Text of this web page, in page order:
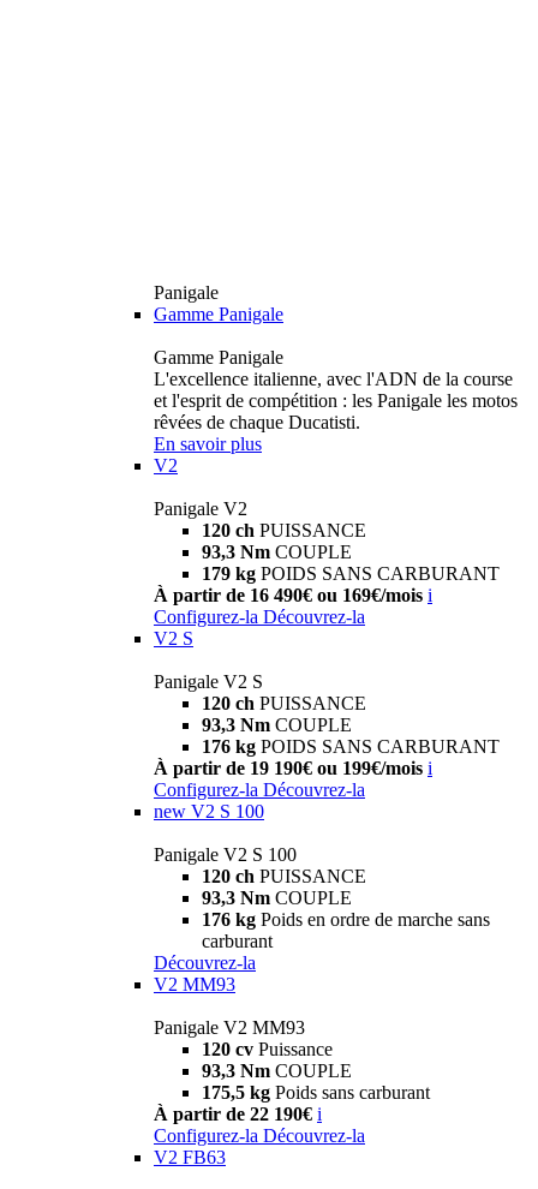
Panigale
Gamme Panigale
Gamme Panigale
L'excellence italienne, avec l'ADN de la course
et l'esprit de compétition : les Panigale les motos
rêvées de chaque Ducatisti.
En savoir plus
V2
Panigale V2
120 ch PUISSANCE
93,3 Nm COUPLE
179 kg POIDS SANS CARBURANT
À partir de 16 490€ ou 169€/mois i
Configurez-la Découvrez-la
V2 S
Panigale V2 S
120 ch PUISSANCE
93,3 Nm COUPLE
176 kg POIDS SANS CARBURANT
À partir de 19 190€ ou 199€/mois i
Configurez-la Découvrez-la
new V2 S 100
Panigale V2 S 100
120 ch PUISSANCE
93,3 Nm COUPLE
176 kg Poids en ordre de marche sans
carburant
Découvrez-la
V2 MM93
Panigale V2 MM93
120 cv Puissance
93,3 Nm COUPLE
175,5 kg Poids sans carburant
À partir de 22 190€ i
Configurez-la Découvrez-la
V2 FB63